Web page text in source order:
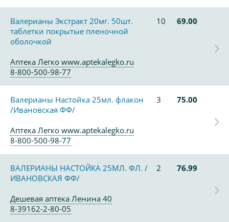
Валерианы Экстракт 20мг. 50шт.
таблетки покрытые пленочной
оболочкой
10 69.00
Аптека Легко www.aptekalegko.ru
8-800-500-98-77
Валерианы Настойка 25мл. флакон
/Ивановская ФФ/
3 75.00
Аптека Легко www.aptekalegko.ru
8-800-500-98-77
ВАЛЕРИАНЫ НАСТОЙКА 25МЛ. ФЛ. /
ИВАНОВСКАЯ ФФ/
2 76.99
Дешевая аптека Ленина 40
8-39162-2-80-05